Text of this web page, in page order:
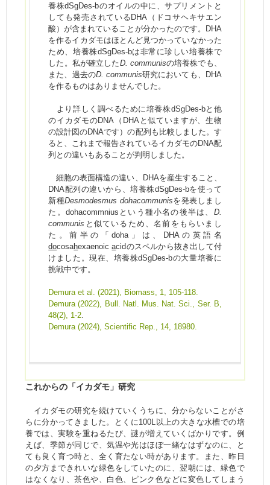
養株dSgDes-bのオイルの中に、サプリメントと
しても発売されているDHA（ドコサヘキサエン
酸）が含まれていることが分かったのです。DHA
を作るイカダモはほとんど見つかっていなかった
ため、培養株dSgDes-bは非常に珍しい培養株で
した。私が確立したD. communisの培養株でも、
また、過去のD. communis研究においても、DHA
を作るものはありませんでした。
より詳しく調べるために培養株dSgDes-bと他
のイカダモのDNA（DHAと似ていますが、生物
の設計図のDNAです）の配列も比較しました。す
ると、これまで報告されているイカダモのDNA配
列との違いもあることが判明しました。
細胞の表面構造の違い、DHAを産生すること、
DNA配列の違いから、培養株dSgDes-bを使って
新種Desmodesmus dohacommunisを発表しまし
た。dohacommniusという種小名の後半は、 D.
communis と似ているため、名前をもらいまし
た。前半の「doha」は、DHAの英語名
docosahexaenoicacidのスペルから抜き出して付
けました。現在、培養株dSgDes-bの大量培養に
挑戦中です。
Demura et al. (2021), Biomass, 1, 105-118.
Demura (2022), Bull. Natl. Mus. Nat. Sci., Ser. B,
48(2), 1-2
Demura (2024), Scientific Rep., 14, 18980.
これからの「イカダモ」研究
イカダモの研究を続けていくうちに、分からないことがさ
らに分かってきました。とくに100L以上の大きな水槽での培
養では、実験を重ねるたび、謎が増えていくばかりです。例
えば、季節が同じで、気温や光はほぼ一緒なはずなのに、と
ても良く育つ時と、全く育たない時があります。また、昨日
の夕方まできれいな緑色をしていたのに、翌朝には、緑色で
はなくなり、茶色や、白色、ピンク色などに変色してしまう